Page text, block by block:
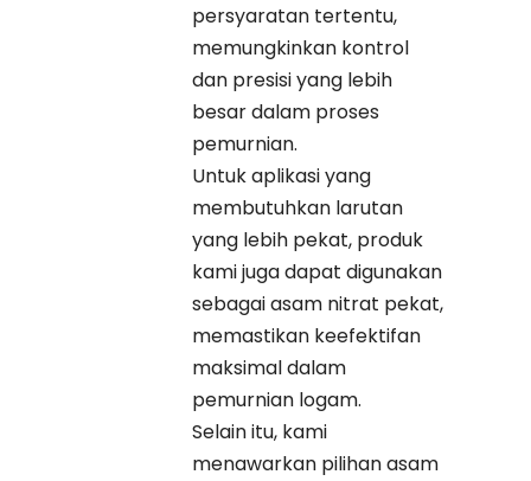
persyaratan tertentu,
memungkinkan kontrol
dan presisi yang lebih
besar dalam proses
pemurnian.
Untuk aplikasi yang
membutuhkan larutan
yang lebih pekat, produk
kami juga dapat digunakan
sebagai asam nitrat pekat,
memastikan keefektifan
maksimal dalam
pemurnian logam.
Selain itu, kami
menawarkan pilihan asam